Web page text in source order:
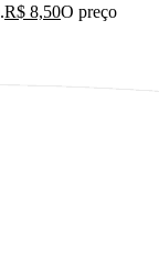
R$ 8,50O preço